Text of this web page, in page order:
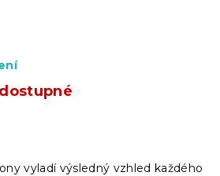
vyladí výsledný vzhled každého